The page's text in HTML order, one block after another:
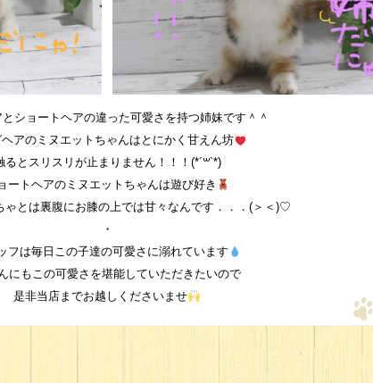
とショートヘアの違った可愛さを持つ姉妹です＾＾
ヘアのミヌエットちゃんはとにかく甘えん坊
るとスリスリが止まりません！！！(*´꒳`*)
ートヘアのミヌエットちゃんは遊び好き
ゃとは裏腹にお膝の上では甘々なんです．．．(＞＜)♡
・
フは毎日この子達の可愛さに溺れています
にもこの可愛さを堪能していただきたいので
是非当店までお越しくださいませ